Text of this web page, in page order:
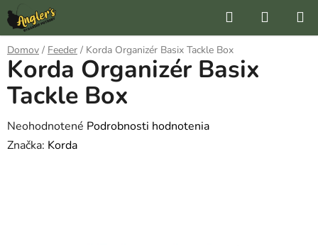
Prejsť
na
obsah
Hľadať
KOŠÍK
Domov / Feeder / Korda Organizér Basix Tackle Box
Korda Organizér Basix
Tackle Box
Priemerné
hodnotenie
Neohodnotené Podrobnosti hodnotenia
Značka: Korda